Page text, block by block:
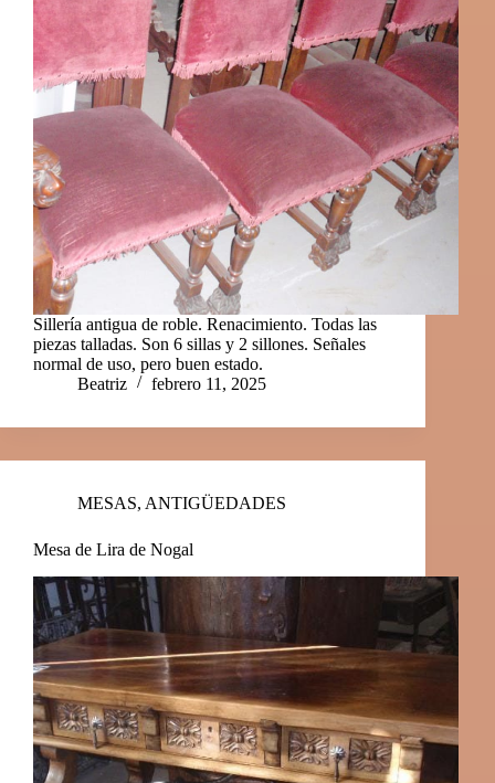
Sillería antigua de roble. Renacimiento. Todas las
piezas talladas. Son 6 sillas y 2 sillones. Señales
normal de uso, pero buen estado.
Beatriz
febrero 11, 2025
MESAS, ANTIGÜEDADES
Mesa de Lira de Nogal